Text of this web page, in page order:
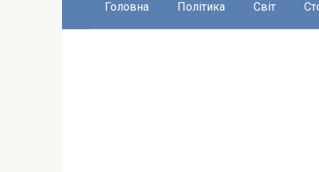
Головна Політика Світ